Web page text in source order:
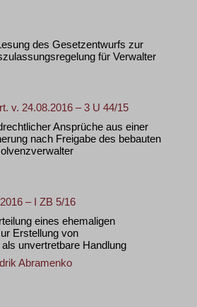
des Gesetzentwurfs zur
für Verwalter
v. 24.08.2016 – 3 U 44/15
Ansprüche aus einer
nach Freigabe des bebauten
– I ZB 5/16
eines ehemaligen
Erstellung von
unvertretbare Handlung
Abramenko